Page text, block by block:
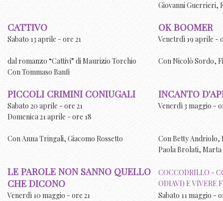
Giovanni Guerrieri,
CATTIVO OK BOOMER
Sabato 13 aprile - ore 21 Venetrdì 19 aprile -
dal romanzo “Cattivi” diMaurizio Torchio ConNicolò Sordo,
ConTommaso Banfi
PICCOLI CRIMINI CONIUGALI INCANTO
Sabato 20 aprile - ore 21
Venerdì 3 maggio -
Domenica 21 aprile - ore 18
ConAnna Tringali, Giacomo Rossetto ConBetty Andriolo,
Paola Brolati, Marta
LE PAROLE NON SANNO QUELLO
CHE DICONO
COCCODRILLO -
ODIAVI) E VIVERE
Venerdì 10 maggio - ore 21
Sabato 11 maggio -